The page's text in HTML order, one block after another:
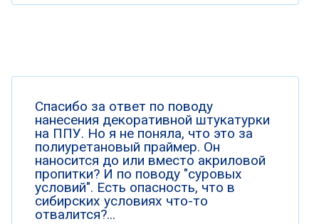
Спасибо за ответ по поводу
нанесения декоративной штукатурки
на ППУ. Но я не поняла, что это за
полиуретановый праймер. Он
наносится до или вместо акриловой
пропитки? И по поводу "суровых
условий". Есть опасность, что в
сибирских условиях что-то
отвалится?...